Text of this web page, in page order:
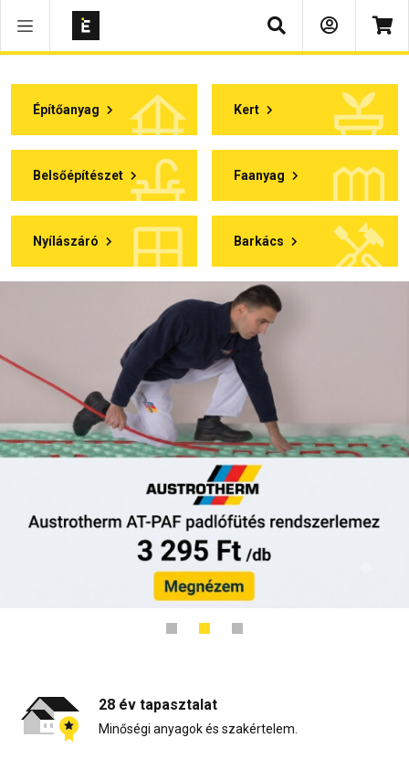
Keresés
Építőanyag Kert
Belsőépítészet Faanyag
Nyílászáró Barkács
28 év tapasztalat
Minőségi anyagok és szakértelem.